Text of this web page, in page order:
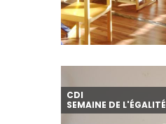
CDI
SEMAINE DE L'ÉGALITÉ